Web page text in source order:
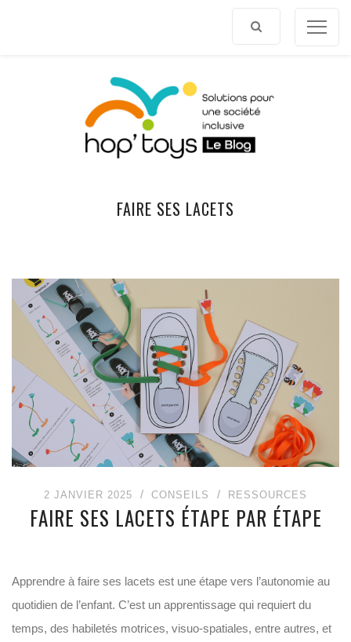
FAIRE SES LACETS
2 JANVIER 2025 CONSEILS RESSOURCES
FAIRE SES LACETS ÉTAPE PAR ÉTAPE
Apprendre à faire ses lacets est une étape vers l’autonomie au
quotidien de l’enfant. C’est un apprentissage qui requiert du
temps, des habiletés motrices, visuo-spatiales, entre autres, et